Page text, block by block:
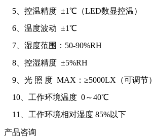
5、控温精度 ±1℃（LED数显控温）
6、温度波动 ±1℃
7、湿度范围：50-90%RH
8、控湿精度 ±5%RH
9、光 照 度 MAX：≥5000LX（可调节）
10、工作环境温度 0～40℃
11、工作环境相对湿度 85%以下
产品咨询